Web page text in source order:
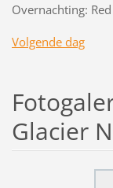
Overnachting:
Volgende dag
Glacier